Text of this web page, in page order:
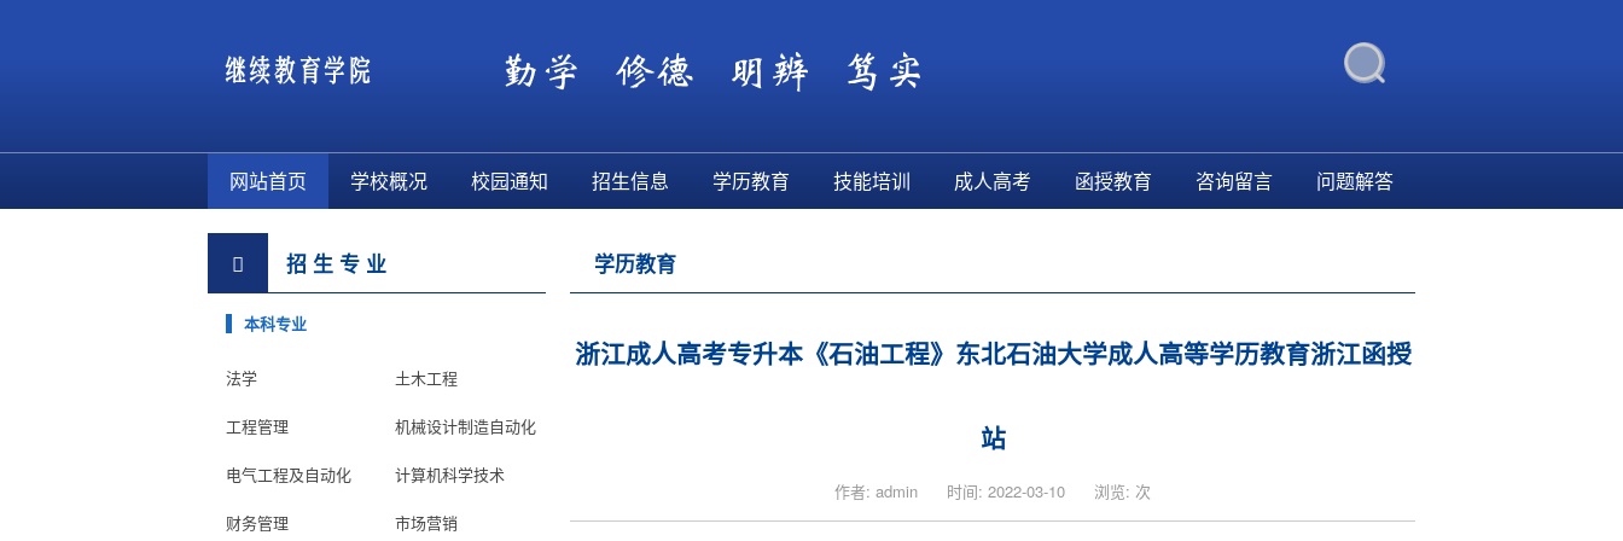
网站首页 学校概况 校园通知 招生信息 学历教育 技能培训 成人高考 函授教育 咨询留言 问题解答
招 生 专 业
本科专业
法学 土木工程
工程管理 机械设计制造自动化
电气工程及自动化 计算机科学技术
财务管理 市场营销
学历教育
浙江成人高考专升本《石油工程》东北石油大学成人高等学历教育浙江函授
站
作者: admin 时间: 2022-03-10 浏览: 次